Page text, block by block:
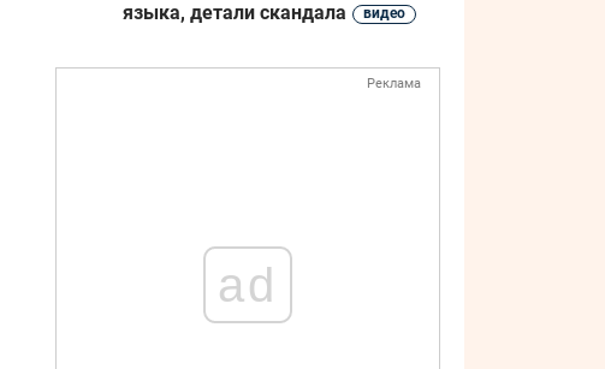
языка, детали скандала
видео
Реклама
ad